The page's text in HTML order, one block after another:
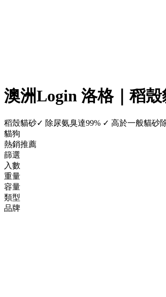
澳洲Login 洛格｜稻
稻殼貓砂✓ 除尿氨臭達99% ✓ 高於一般貓砂
貓狗
熱銷推薦
篩選
入數
重量
容量
類型
品牌